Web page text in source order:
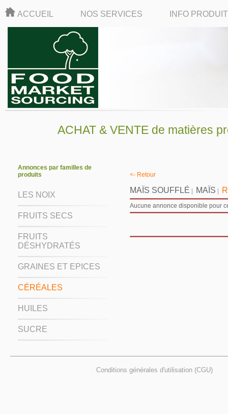
ACCUEIL NOS SERVICES INFO
ACHAT & VENTE de matières
Annonces par familles de
produits
LES NOIX
FRUITS SECS
FRUITS
DÉSHYDRATÉS
GRAINES ET EPICES
CÉRÉALES
HUILES
SUCRE
<- Retour
MAÏS SOUFFLÉ MAÏS
Aucune annonce disponible pour
Conditions générales d'utilisation (CGU)